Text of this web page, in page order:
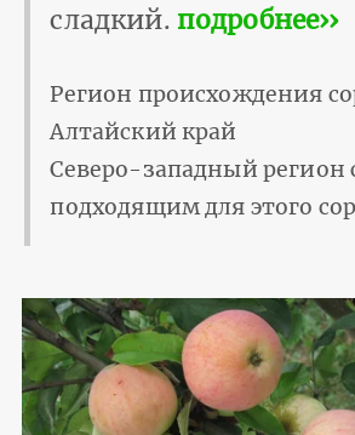
сладкий. подробнее››
Регион происхождения
Алтайский край
Северо-западный регион
подходящим для этого